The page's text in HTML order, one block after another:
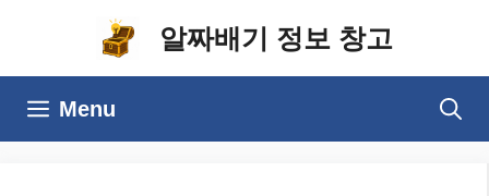
알짜배기 정보 창고
Menu